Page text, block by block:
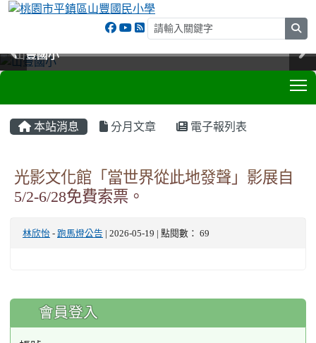
山豐國小
山豐國小
山豐國小
山豐國小
本站消息 分月文章 電子報列表
光影文化館「當世界從此地發聲」影展自
5/2-6/28免費索票。
林欣怡 - 跑馬燈公告 | 2026-05-19 | 點閱數： 69
:::
會員登入